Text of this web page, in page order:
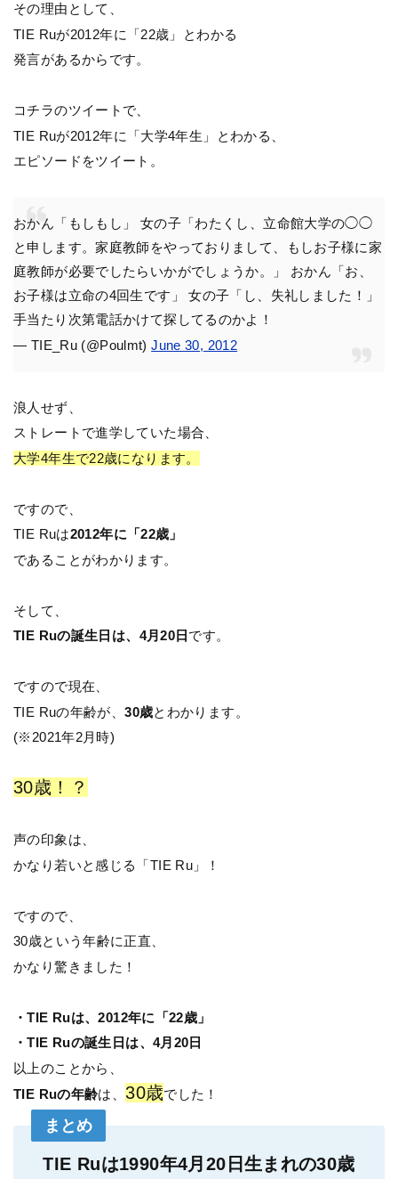
その理由として、
TIE Ruが2012年に「22歳」とわかる
発言があるからです。
コチラのツイートで、
TIE Ruが2012年に「大学4年生」とわかる、
エピソードをツイート。
おかん「もしもし」 女の子「わたくし、立命館大学の◯◯
と申します。家庭教師をやっておりまして、もしお子様に家
庭教師が必要でしたらいかがでしょうか。」 おかん「お、
お子様は立命の4回生です」 女の子「し、失礼しました！」
手当たり次第電話かけて探してるのかよ！
— TIE_Ru (@Poulmt)June 30, 2012
浪人せず、
ストレートで進学していた場合、
大学4年生で22歳になります。
ですので、
TIE Ruは2012年に「22歳」
であることがわかります。
そして、
TIE Ruの誕生日は、4月20日 です。
ですので現在、
TIE Ruの年齢が、30歳とわかります。
(※2021年2月時)
30歳！？
声の印象は、
かなり若いと感じる「TIE Ru」！
ですので、
30歳という年齢に正直、
かなり驚きました！
・TIE Ruは、2012年に「22歳」
・TIE Ruの誕生日は、4月20日
以上のことから、
TIE Ruの年齢は、 30歳でした！
まとめ
TIE Ruは1990年4月20日生まれの30歳